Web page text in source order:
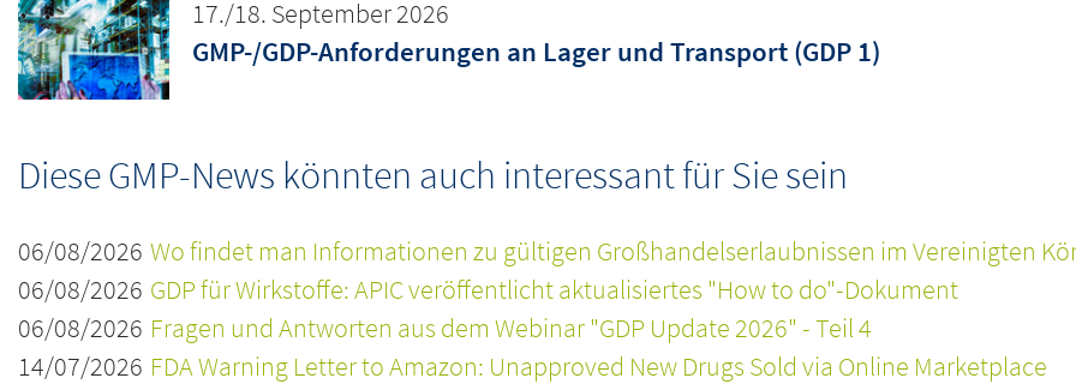
17./18. September 2026
GMP-/GDP-Anforderungen an Lager und Transport (GDP 1)
Diese GMP-News könnten auch interessant für Sie sein
06/08/2026 Wo findet man Informationen zu gültigen Großhandelserlaubnissen im Vereinigten
06/08/2026 GDP für Wirkstoffe: APIC veröffentlicht aktualisiertes "How to do"-Dokument
06/08/2026 Fragen und Antworten aus dem Webinar "GDP Update 2026" - Teil 4
14/07/2026 FDA Warning Letter to Amazon: Unapproved New Drugs Sold via Online Marketplace